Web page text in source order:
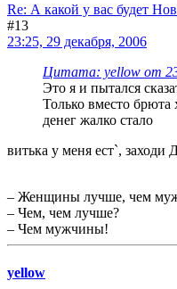
Re: А какой у вас будет
#13
23:25, 29 декабря, 2006
Цитата: yellow от
Это я и пытался
Только вместо брюта
денег жалко стало
витька у меня ест`,
– Женщины лучше, чем
– Чем, чем лучше?
– Чем мужчины!
yellow